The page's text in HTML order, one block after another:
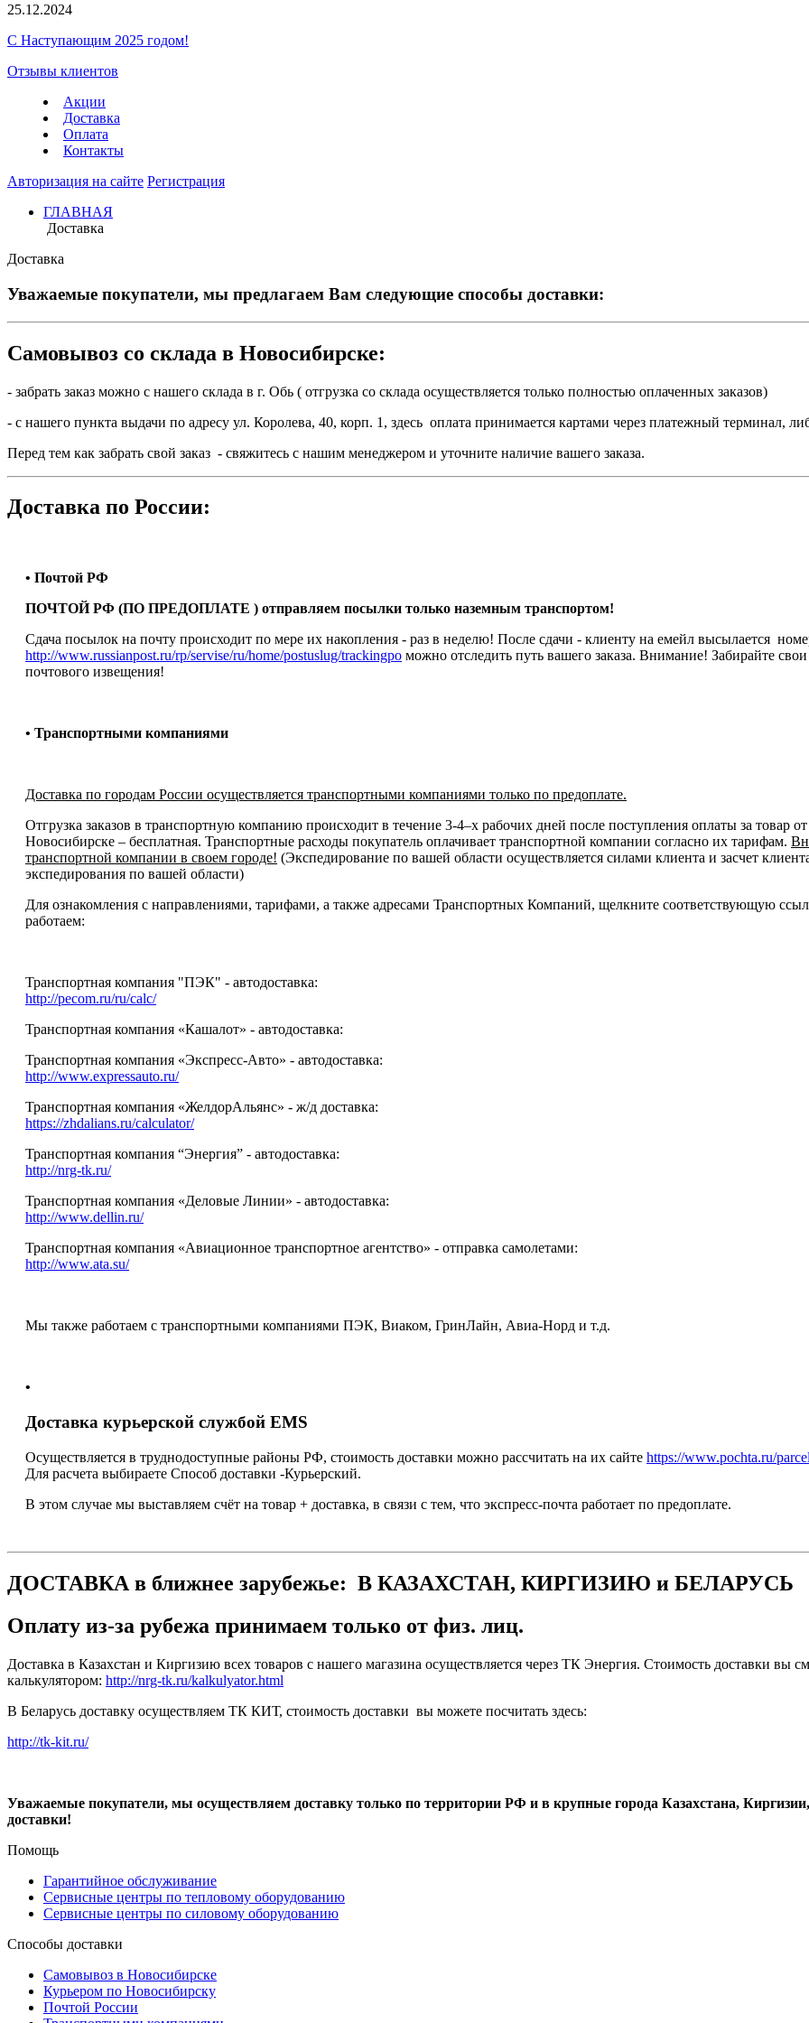
25.12.2024
С Наступающим 2025 годом!
Отзывы клиентов
Акции
Доставка
Оплата
Контакты
Авторизация на сайте Регистрация
ГЛАВНАЯ
Доставка
Доставка
Уважаемые покупатели, мы предлагаем Вам следующие способы доставки:
Самовывоз со склада в Новосибирске:
- забрать заказ можно с нашего склада в г. Обь ( отгрузка со склада осуществляется только полностью оплаченных заказов)
- с нашего пункта выдачи по адресу ул. Королева, 40, корп. 1, здесь оплата принимается картами через платежный терминал,
Перед тем как забрать свой заказ - свяжитесь с нашим менеджером и уточните наличие вашего заказа.
Доставка по России:
• Почтой РФ
ПОЧТОЙ РФ (ПО ПРЕДОПЛАТЕ ) отправляем посылки только наземным транспортом!
Сдача посылок на почту происходит по мере их накопления - раз в неделю! После сдачи - клиенту на емейл высылается
http://www.russianpost.ru/rp/servise/ru/home/postuslug/trackingpo можно отследить путь вашего заказа. Внимание! Забирайте
почтового извещения!
• Транспортными компаниями
Доставка по городам России осуществляется транспортными компаниями только по предоплате.
Отгрузка заказов в транспортную компанию происходит в течение 3-4–х рабочих дней после поступления оплаты за товар
Новосибирске – бесплатная. Транспортные расходы покупатель оплачивает транспортной компании согласно их тарифам.
транспортной компании в своем городе! (Экспедирование по вашей области осуществляется силами клиента и засчет
экспедирования по вашей области)
Для ознакомления с направлениями, тарифами, а также адресами Транспортных Компаний, щелкните соответствующую
работаем:
Транспортная компания "ПЭК" - автодоставка:
http://pecom.ru/ru/calc/
Транспортная компания «Кашалот» - автодоставка:
Транспортная компания «Экспресс-Авто» - автодоставка:
http://www.expressauto.ru/
Транспортная компания «ЖелдорАльянс» - ж/д доставка:
https://zhdalians.ru/calculator/
Транспортная компания “Энергия” - автодоставка:
http://nrg-tk.ru/
Транспортная компания «Деловые Линии» - автодоставка:
http://www.dellin.ru/
Транспортная компания «Авиационное транспортное агентство» - отправка самолетами:
http://www.ata.su/
Мы также работаем с транспортными компаниями ПЭК, Виаком, ГринЛайн, Авиа-Норд и т.д.
•
Доставка курьерской службой ЕМS
Осуществляется в труднодоступные районы РФ, стоимость доставки можно рассчитать на их сайте https://www.pochta.ru/
Для расчета выбираете Способ доставки -Курьерский.
В этом случае мы выставляем счёт на товар + доставка, в связи с тем, что экспресс-почта работает по предоплате.
ДОСТАВКА в ближнее зарубежье: В КАЗАХСТАН, КИРГИЗИЮ и БЕЛАРУСЬ
Оплату из-за рубежа принимаем только от физ. лиц.
Доставка в Казахстан и Киргизию всех товаров с нашего магазина осуществляется через ТК Энергия. Стоимость доставки вы
калькулятором: http://nrg-tk.ru/kalkulyator.html
В Беларусь доставку осуществляем ТК КИТ, стоимость доставки вы можете посчитать здесь:
http://tk-kit.ru/
Уважаемые покупатели, мы осуществляем доставку только по территории РФ и в крупные города Казахстана,
доставки!
Помощь
Гарантийное обслуживание
Сервисные центры по тепловому оборудованию
Сервисные центры по силовому оборудованию
Способы доставки
Самовывоз в Новосибирске
Курьером по Новосибирску
Почтой России